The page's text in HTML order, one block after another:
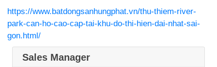
https://www.batdongsanhungphat.vn/thu-thiem-river-
park-can-ho-cao-cap-tai-khu-do-thi-hien-dai-nhat-sai-
gon.html/
Sales Manager